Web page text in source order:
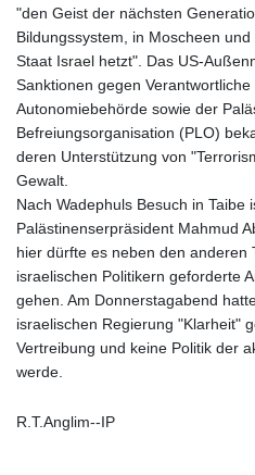
"den Geist der nächsten
Bildungssystem, in Moscheen
Staat Israel hetzt". Das US-
Sanktionen gegen
Autonomiebehörde sowie der
Befreiungsorganisation (PLO)
deren Unterstützung von
Gewalt.
Nach Wadephuls Besuch in Taibe
Palästinenserpräsident Mahmud
hier dürfte es neben den anderen
israelischen Politikern geforderte
gehen. Am Donnerstagabend
israelischen Regierung "Klarheit"
Vertreibung und keine Politik der
werde.
R.T.Anglim--IP